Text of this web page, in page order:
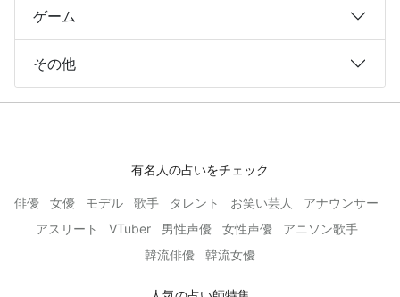
ゲーム
その他
有名人の占いをチェック
俳優 女優 モデル 歌手 タレント お笑い芸人
アナウンサー
アスリート
VTuber 男性声優 女性声優
アニソン歌手
韓流俳優
韓流女優